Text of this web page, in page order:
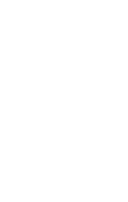
선 「고쿠분지」역